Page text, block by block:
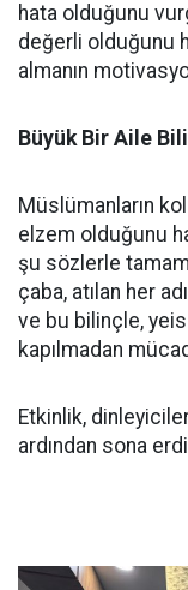
hata olduğunu
değerli olduğunu
almanın
Büyük Bir Aile
Müslümanların
elzem olduğunu
şu sözlerle
çaba, atılan her
ve bu bilinçle,
kapılmadan
Etkinlik,
ardından sona